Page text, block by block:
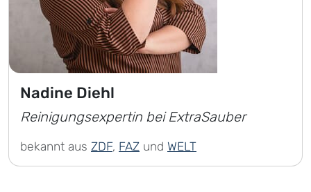
Nadine Diehl
Reinigungsexpertin bei ExtraSauber
bekannt aus ZDF, FAZ und WELT